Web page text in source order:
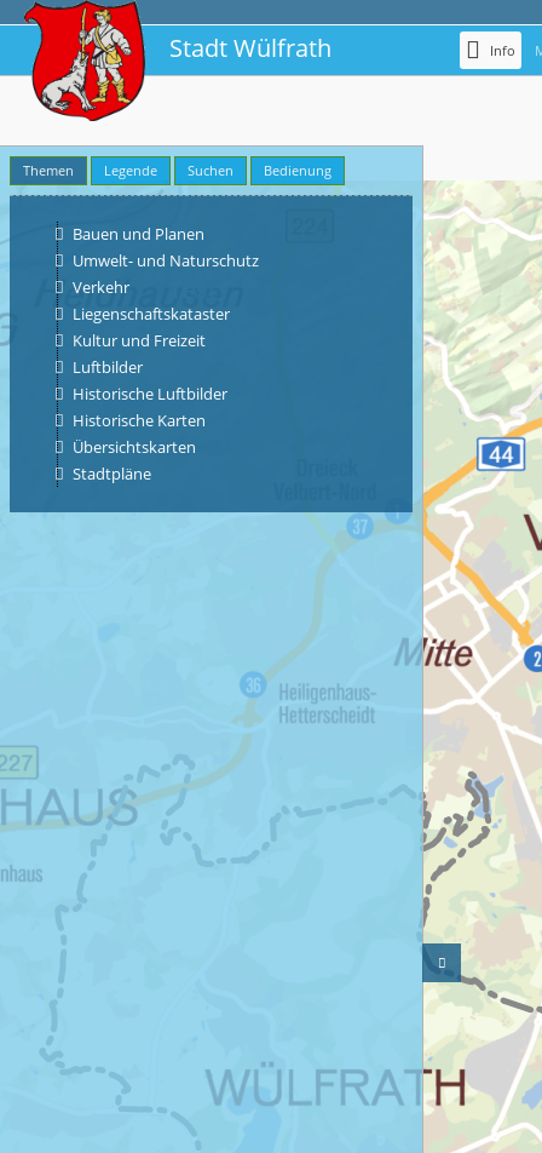
Info
Themen Legende Suchen Bedienung
Bauen und Planen
Umwelt- und Naturschutz
Verkehr
Liegenschaftskataster
Kultur und Freizeit
Luftbilder
Historische Luftbilder
Historische Karten
Übersichtskarten
Stadtpläne
Vorlage
Qualität
Entwurf (72dpi)
Maßstab
1:500
Drehung